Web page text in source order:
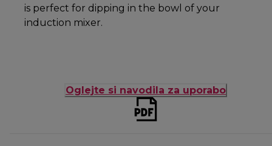
is perfect for dipping in the bowl of your
induction mixer.
Oglejte si navodila za uporabo